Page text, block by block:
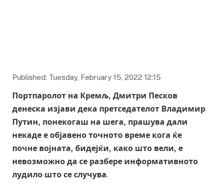
Published: Tuesday, February 15, 2022 12:15
Портпаролот на Кремљ, Дмитри Песков
денеска изјави дека претседателот Владимир
Путин, понекогаш на шега, прашува дали
некаде е објавено точното време кога ќе
почне војната, бидејќи, како што вели, е
невозможно да се разбере информативното
лудило што се случува.